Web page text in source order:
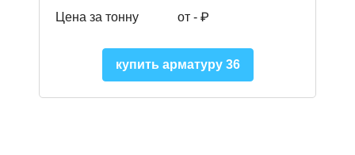
Цена за тонну от - ₽
купить арматуру 36